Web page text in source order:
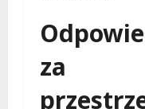
za